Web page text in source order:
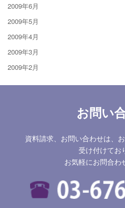
2009年6月
2009年5月
2009年4月
2009年3月
2009年2月
お問い
資料請求、お問い合わせは、
受け付けてお
お気軽にお問合わ